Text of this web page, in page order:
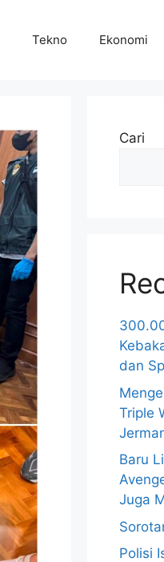
Tekno Ekonomi
Cari
dan
Triple
Baru
Juga
Polisi